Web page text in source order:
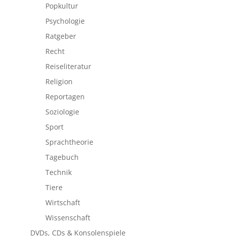
Popkultur
Psychologie
Ratgeber
Recht
Reiseliteratur
Religion
Reportagen
Soziologie
Sport
Sprachtheorie
Tagebuch
Technik
Tiere
Wirtschaft
Wissenschaft
DVDs, CDs & Konsolenspiele